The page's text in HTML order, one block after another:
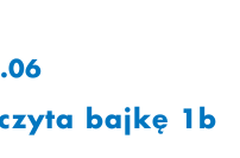
bajkę 1b